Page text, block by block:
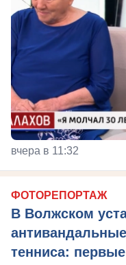
вчера в 11:32
ФОТОРЕПОРТАЖ
В Волжском
тенниса: